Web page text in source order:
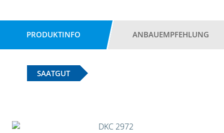
PRODUKTINFO ANBAUEMPFEHLUNG
SAATGUT